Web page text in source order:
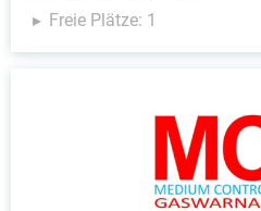
Freie Plätze: 1